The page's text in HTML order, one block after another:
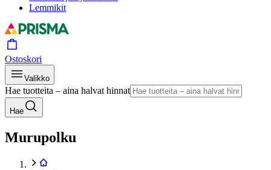
Lemmikit
Ostoskori
Valikko
Hae tuotteita – aina halvat hinnat
Hae
Murupolku